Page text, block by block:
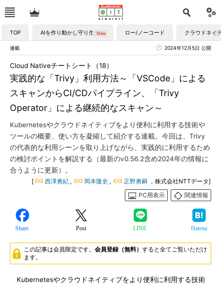
TOP AIを作り動かし守り生かす ロー/ノーコード クラウドネイ
連載 2024年12月5日 公開
実践的な「Trivy」利用方法～「VSCode」による
スキャンからCI/CDパイプライン、「Trivy
Operator」による継続的なスキャン～
Cloud Nativeチートシート（18）
Kubernetesやクラウドネイティブをより便利に利用する技術や
ツールの概要、使い方を凝縮して紹介する連載。今回は、Trivy
の代表的な利用シーンを取り上げながら、実践的に利用するため
の検討ポイントを解説する（最新のv0.56.2含め2024年の情報に
合うように更新）。
[ 西澤勇紀 , 岡本隆史 , 正野勇嗣 ，株式会社NTTデータ]
PC用表示
関連情報
Share Post LINE Hatena
この記事は会員限定です。 会員登録（無料） すると全てご覧いただけ
ます。
Kubernetesやクラウドネイティブをより便利に利用する技術